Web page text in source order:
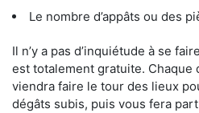
Le nombre d’appâts ou des
Il n’y a pas d’inquiétude à se
est totalement gratuite. Chaque
viendra faire le tour des lieux
dégâts subis, puis vous fera